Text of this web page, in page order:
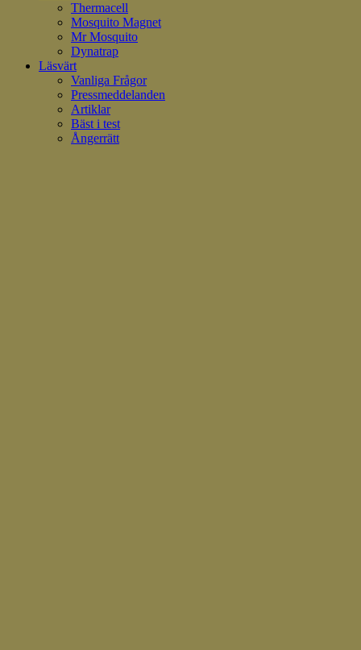
Thermacell
Mosquito Magnet
Mr Mosquito
Dynatrap
Läsvärt
Vanliga Frågor
Pressmeddelanden
Artiklar
Bäst i test
Ångerrätt